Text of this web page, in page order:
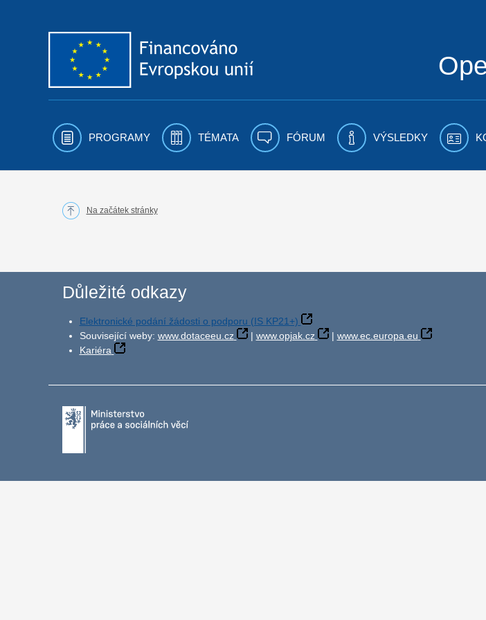
PROGRAMY TÉMATA FÓRUM VÝSLEDKY
Na začátek stránky
Důležité odkazy
Elektronické podání žádosti o podporu (IS KP21+)
Související weby: www.dotaceeu.cz | www.opjak.cz | www.ec.europa.eu
Kariéra